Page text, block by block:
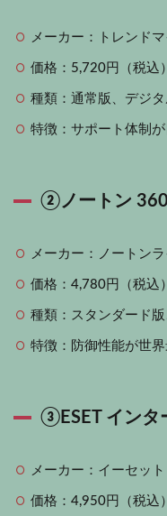
メーカー：トレンドマ
価格：5,720円（税込
種類：通常版、デジ
特徴：サポート体制が
②ノートン 360
メーカー：ノートン
価格：4,780円（税込
種類：スタンダード
特徴：防御性能が世
③ESET インタ
メーカー：イーセット
価格：4,950円（税込